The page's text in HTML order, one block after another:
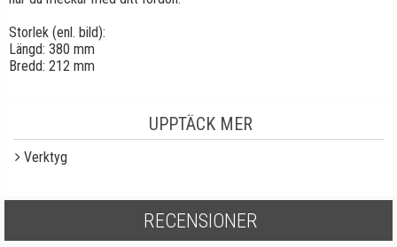
Storlek (enl. bild):
Längd: 380 mm
Bredd: 212 mm
UPPTÄCK MER
Verktyg
RECENSIONER